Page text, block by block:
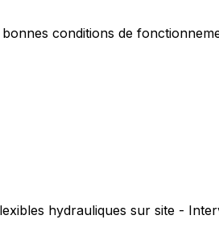
conditions de
hydrauliques sur site -